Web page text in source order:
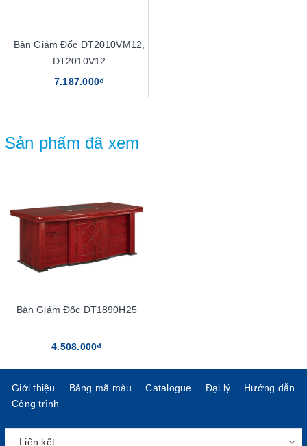
Bàn Giám Đốc DT2010VM12,
DT2010V12
7.187.000₫
Sản phẩm đã xem
Bàn Giám Đốc DT1890H25
4.508.000₫
Giới thiệu Bảng mã màu Catalogue Đại lý
Hướng dẫn
Công trình